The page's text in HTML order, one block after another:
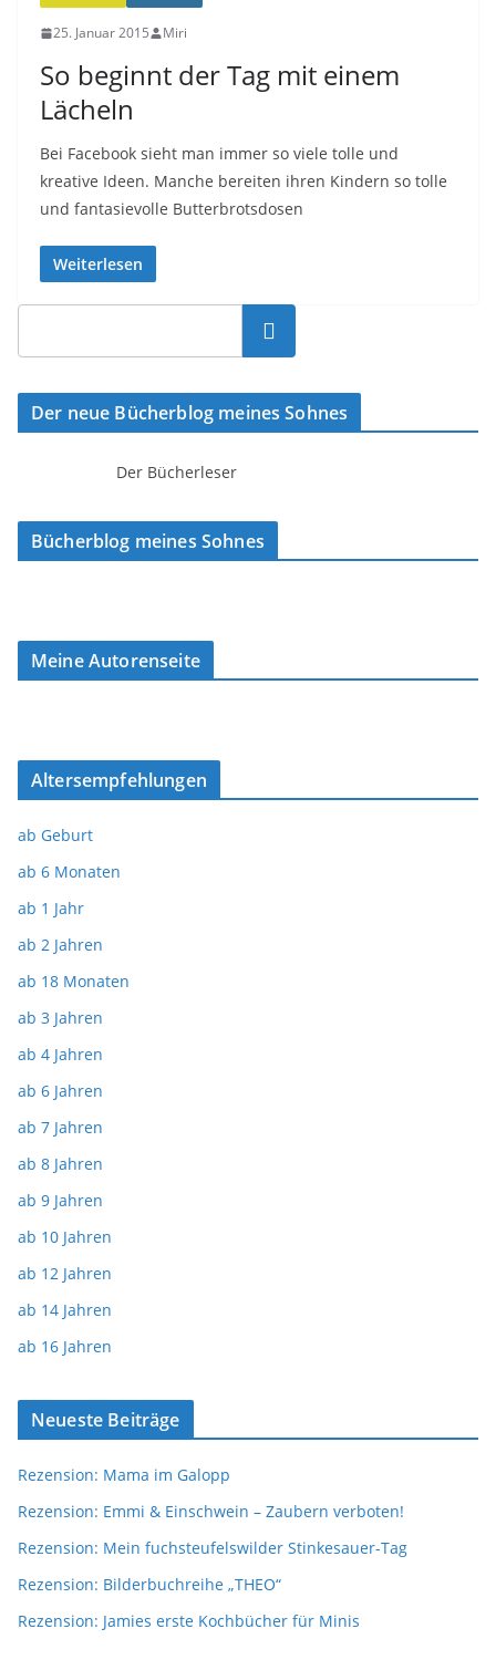
25. Januar 2015 Miri
So beginnt der Tag mit einem
Lächeln
Bei Facebook sieht man immer so viele tolle und
kreative Ideen. Manche bereiten ihren Kindern so tolle
und fantasievolle Butterbrotsdosen
Weiterlesen
Suchen
Der neue Bücherblog meines Sohnes
Der Bücherleser
Bücherblog meines Sohnes
Meine Autorenseite
Altersempfehlungen
ab Geburt
ab 6 Monaten
ab 1 Jahr
ab 2 Jahren
ab 18 Monaten
ab 3 Jahren
ab 4 Jahren
ab 6 Jahren
ab 7 Jahren
ab 8 Jahren
ab 9 Jahren
ab 10 Jahren
ab 12 Jahren
ab 14 Jahren
ab 16 Jahren
Neueste Beiträge
Rezension: Mama im Galopp
Rezension: Emmi & Einschwein – Zaubern verboten!
Rezension: Mein fuchsteufelswilder Stinkesauer-Tag
Rezension: Bilderbuchreihe „THEO“
Rezension: Jamies erste Kochbücher für Minis